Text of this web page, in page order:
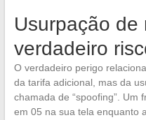
Usurpação de
verdadeiro
O verdadeiro perigo
da tarifa adicional, mas da
chamada de “spoofing”. Um
em 05 na sua tela enquanto